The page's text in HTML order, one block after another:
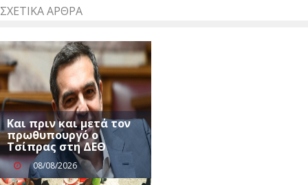
ΣΧΕΤΙΚΆ ΆΡΘΡΑ
Και πριν και μετά τον
πρωθυπουργό ο
Τσίπρας στη ΔΕΘ
08/08/2026